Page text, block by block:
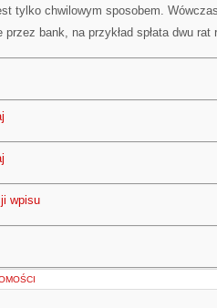
tylko chwilowym sposobem.
przez bank, na przykład spłata dwu rat
wpisu